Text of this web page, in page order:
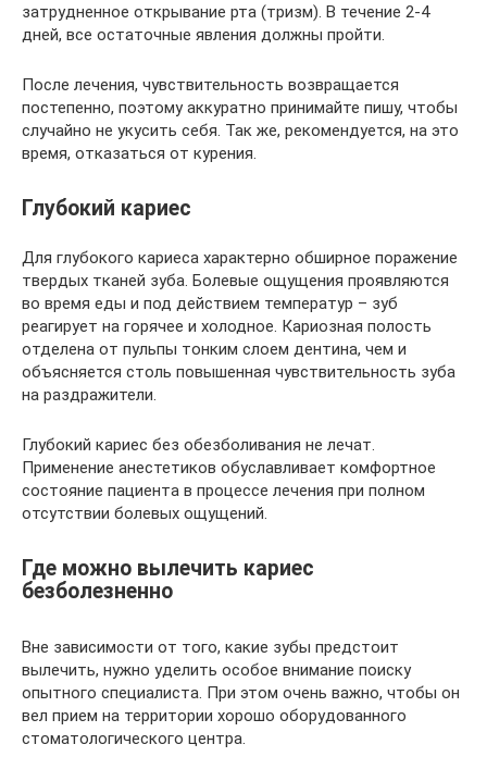
затрудненное открывание рта (тризм). В течение 2-4
дней, все остаточные явления должны пройти.
После лечения, чувствительность возвращается
постепенно, поэтому аккуратно принимайте пишу, чтобы
случайно не укусить себя. Так же, рекомендуется, на это
время, отказаться от курения.
Глубокий кариес
Для глубокого кариеса характерно обширное поражение
твердых тканей зуба. Болевые ощущения проявляются
во время еды и под действием температур – зуб
реагирует на горячее и холодное. Кариозная полость
отделена от пульпы тонким слоем дентина, чем и
объясняется столь повышенная чувствительность зуба
на раздражители.
Глубокий кариес без обезболивания не лечат.
Применение анестетиков обуславливает комфортное
состояние пациента в процессе лечения при полном
отсутствии болевых ощущений.
Где можно вылечить кариес
безболезненно
Вне зависимости от того, какие зубы предстоит
вылечить, нужно уделить особое внимание поиску
опытного специалиста. При этом очень важно, чтобы он
вел прием на территории хорошо оборудованного
стоматологического центра.